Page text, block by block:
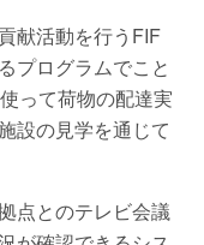
献活動を行うFIF
プログラムでこと
って荷物の配達実
設の見学を通じて
点とのテレビ会議